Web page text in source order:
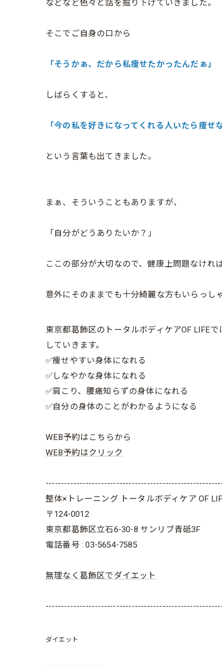
などなど色々と話を掘り下げていきました。
そこでご自身の口から
「そうかぁ、だから私痩せたかったんだぁ」
しばらくすると、
「今の私を好きになってくれる人いたら痩せ
という言葉も出てきました。
まぁ、そういうこともありますが、
「自分がどうありたいか？」
ここの部分が大切なので、健康上問題なけれ
意外にそのままでも十分綺麗な方もいらっ
東京都葛飾区のトータルボディケアOF LIFE
していきます。
✅痩せやすい身体になれる
✅しなやかな身体になれる
✅肩こり、腰痛知らずの身体になれる
✅自分の身体のことがわかるようになる
WEB予約はこちらから
WEB予約はクリック
整体×トレーニング トータルボディケア OF
〒124-0012
東京都葛飾区立石6-30-8 サンリブ青砥3F
電話番号 : 03-5654-7585
無理なく葛飾区でダイエット
ダイエット